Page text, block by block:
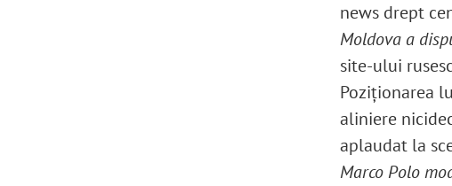
news drept
Moldova a
site-ului
Poziționarea
aliniere
aplaudat la
Marco Polo